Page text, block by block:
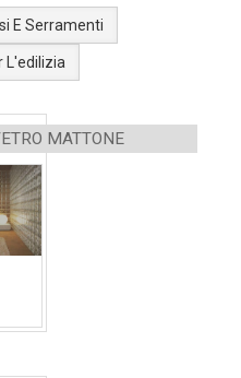
E Serramenti
L'edilizia
MATTONE